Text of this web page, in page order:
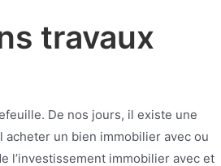
travaux
De nos jours, il existe une
un bien immobilier avec ou
l’investissement immobilier avec et